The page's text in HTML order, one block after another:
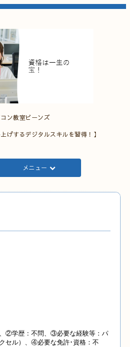
ン教室ビーンズ
げするデジタルスキルを習得！】
メニュー
②学歴：不問、③必要な経験等：パ
セル）、④必要な免許･資格：不